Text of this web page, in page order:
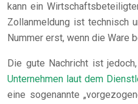
kann ein
Zollanmeldung ist technisch
Nummer erst, wenn die Ware
Die gute Nachricht ist
Unternehmen laut dem
eine sogenannte